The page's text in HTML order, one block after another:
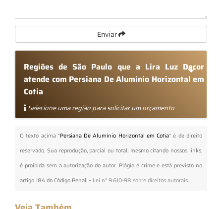
Enviar
Regiões de São Paulo que a Lira Luz Decor
atende com Persiana De Alumínio Horizontal em
Cotia
Selecione uma região para solicitar um orçamento
O texto acima "Persiana De Alumínio Horizontal em Cotia" é de direito
reservado. Sua reprodução, parcial ou total, mesmo citando nossos links,
é proibida sem a autorização do autor. Plágio é crime e está previsto no
artigo 184 do Código Penal. – Lei n° 9.610-98 sobre direitos autorais.